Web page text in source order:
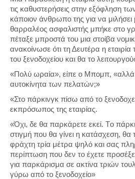
τις καθυστερήσεις στην εξόφληση
κάποιον άνθρωπο της για να
θαρραλέος ασφαλιστής μπήκε στο
πέταξε μπροστά του μια στοίβα
ανακοίνωσε ότι τη Δευτέρα η
του ξενοδοχείου και θα το
«Πολύ ωραία», είπε ο Μπομπ,
αυτοκίνητα των πελατών;»
«Στο πάρκινγκ πίσω από το
εκπρόσωπος της εταιρίας.
«Όχι, δε θα παρκάρετε εκεί. Tο
στιγμή που θα γίνει η κατάσχεση, θα
φράχτη τρία μέτρα ψηλό και σας
περίπτωση που δεν το έχετε
για παρκάρισμα σε ακτίνα τριών
γύρω από το ξενοδοχείο»